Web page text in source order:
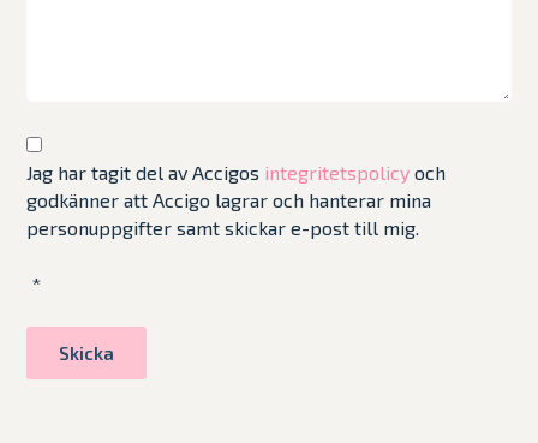
Jag har tagit del av Accigos integritetspolicy och
godkänner att Accigo lagrar och hanterar mina
personuppgifter samt skickar e-post till mig.
*